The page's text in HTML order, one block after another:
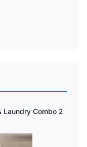
Laundry Combo 2